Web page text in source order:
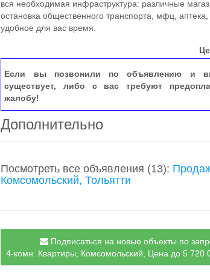
вся необходимая инфраструктура: различные
остановка общественного транспорта, мфц,
удобное для вас время.
Если вы позвонили по объявлению и
существует, либо с вас требуют
жалобу!
Дополнительно
Посмотреть все объявления (13):
Комсомольский, Тольятти
Подписаться на новые объекты по
4-комн. Квартиры, Комсомольский, Цена до 5 720